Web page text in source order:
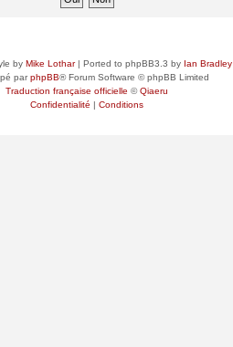
by Mike Lothar| Ported to phpBB3.3 by Ian Bradley
parphpBB® Forum Software © phpBB Limited
Traduction française officielle ©Qiaeru
Confidentialité | Conditions